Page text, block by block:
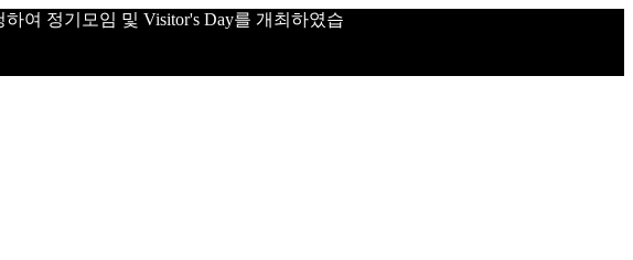
여 정기모임 및 Visitor's Day를 개최하였습